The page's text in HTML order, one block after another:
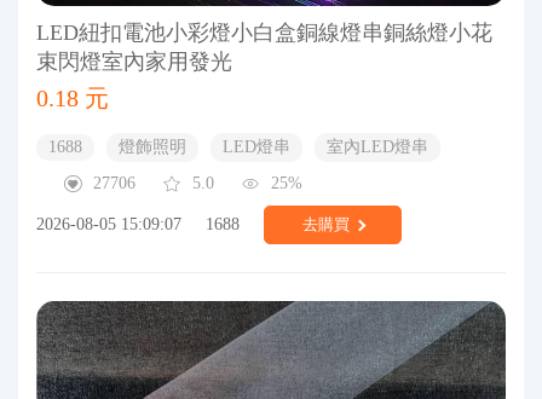
LED紐扣電池小彩燈小白盒銅線燈串銅絲燈小花
束閃燈室內家用發光
0.18 元
1688 燈飾照明 LED燈串
室內LED燈串
27706
5.0 25%
2026-08-05 15:09:07 1688 去購買